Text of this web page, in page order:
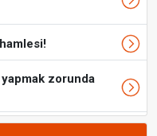
yapmak zorunda